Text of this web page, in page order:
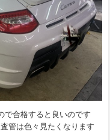
で合格すると良いのです
管は色々見たくなります